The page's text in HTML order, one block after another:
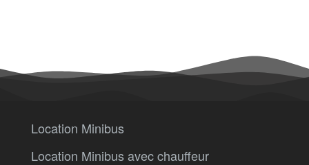
Location Minibus
Location Minibus avec chauffeur